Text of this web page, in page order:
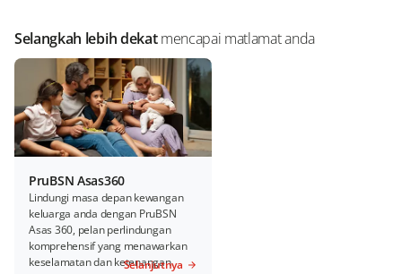
Selangkah lebih dekatmencapai matlamat anda
PruBSN Asas360
Lindungi masa depan kewangan
keluarga anda dengan PruBSN
Asas 360, pelan perlindungan
komprehensif yang menawarkan
keselamatan dan ketenangan.
Selanjutnya